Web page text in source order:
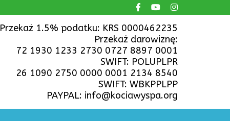
Przekaż 1.5% podatku: KRS 0000462235
Przekaż darowiznę:
72 1930 1233 2730 0727 8897 0001
SWIFT: POLUPLPR
26 1090 2750 0000 0001 2134 8540
SWIFT: WBKPPLPP
PAYPAL: info@kociawyspa.org